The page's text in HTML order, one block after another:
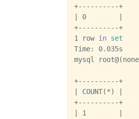
+----------+
| 0        |
+----------+
1 row in set
Time: 0.035s
mysql
+----------+
| COUNT(*) |
+----------+
| 1        |